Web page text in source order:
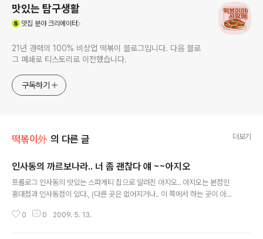
맛있는 탐구생활
맛집 분야 크리에이터
21년 경력의 100% 비상업 떡볶이 블로그입니다. 다음 블로
그 폐쇄로 티스토리로 이전했습니다.
구독하기
떡볶이外 의 다른 글 더보기
인사동의 까르보나라.. 너 좀 괜찮다 얘 ~~아지오
프롤로그 인사동의 맛있는 스파게티 집으로 알려진 아지오.. 아지오는 본점인
홍대점과 인사동점이 있다., (다른 곳은 없어지거나.. 이 쪽에서 하는 곳이 아니
진 까르보나라에 이어.. 오늘은.. 쌈짓길 맞은편 골목에 있는 ..
0 0 2009. 5. 13.